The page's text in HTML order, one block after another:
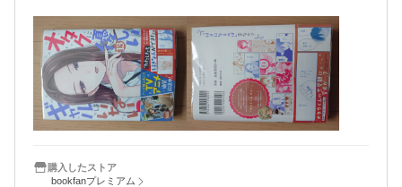
購入したストア
bookfanプレミアム